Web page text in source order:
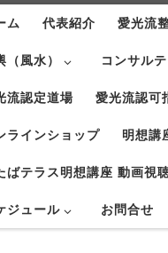
ム 代表紹介 愛光流
（風水） コンサル
流認定道場 愛光流認可
ラインショップ 明想講
ばテラス明想講座 動画視
ジュール お問合せ